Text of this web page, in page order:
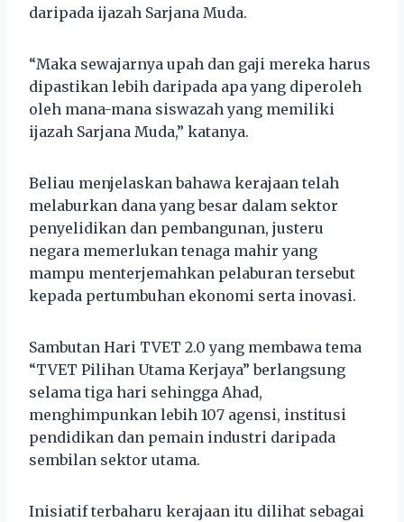
daripada ijazah Sarjana Muda.
“Maka sewajarnya upah dan gaji mereka harus
dipastikan lebih daripada apa yang diperoleh
oleh mana-mana siswazah yang memiliki
ijazah Sarjana Muda,” katanya.
Beliau menjelaskan bahawa kerajaan telah
melaburkan dana yang besar dalam sektor
penyelidikan dan pembangunan, justeru
negara memerlukan tenaga mahir yang
mampu menterjemahkan pelaburan tersebut
kepada pertumbuhan ekonomi serta inovasi.
Sambutan Hari TVET 2.0 yang membawa tema
“TVET Pilihan Utama Kerjaya” berlangsung
selama tiga hari sehingga Ahad,
menghimpunkan lebih 107 agensi, institusi
pendidikan dan pemain industri daripada
sembilan sektor utama.
Inisiatif terbaharu kerajaan itu dilihat sebagai